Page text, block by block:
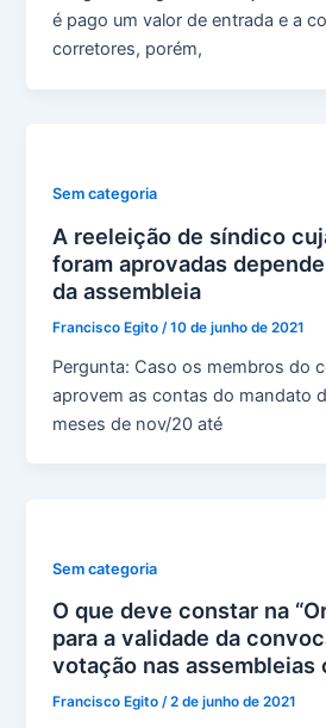
é pago um valor de entrada e a
corretores, porém,
Sem categoria
A reeleição de síndico
foram aprovadas
da assembleia
Francisco Egito /10 de junho de 2021
Pergunta: Caso os membros do
aprovem as contas do mandato
meses de nov/20 até
Sem categoria
O que deve constar na
para a validade da
votação nas assembleias
Francisco Egito/2 de junho de 2021